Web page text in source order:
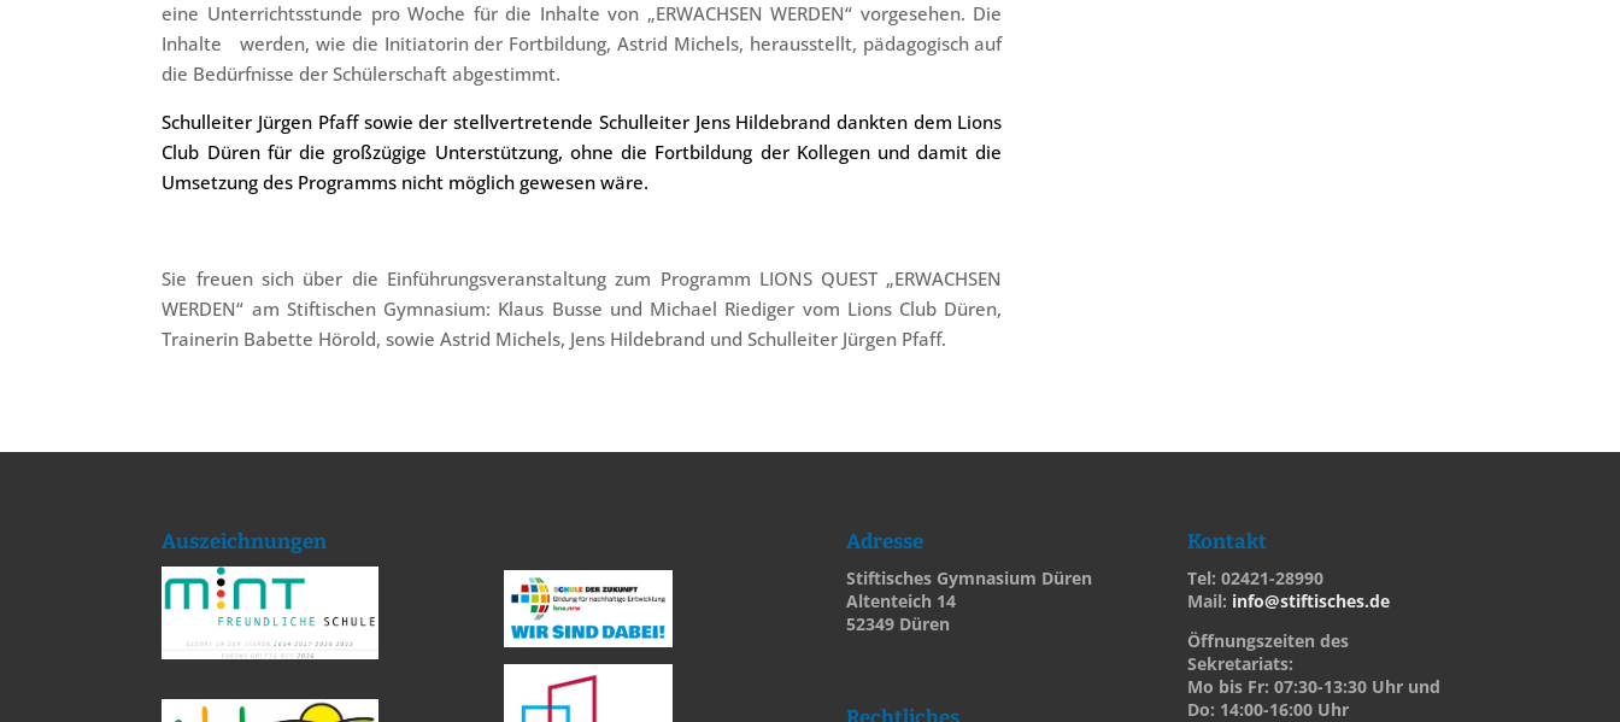
eine Unterrichtsstunde pro Woche für die Inhalte von „ERWACHSEN WERDEN“ vorgesehen. Die
Inhalte
werden, wie die Initiatorin der Fortbildung, Astrid Michels, herausstellt, pädagogisch auf
die Bedürfnisse der Schülerschaft abgestimmt.
Schulleiter Jürgen Pfaff sowie der stellvertretende Schulleiter Jens Hildebrand dankten dem Lions
Club Düren für die großzügige Unterstützung, ohne die Fortbildung der Kollegen und damit die
Umsetzung des Programms nicht möglich gewesen wäre.
Sie freuen sich über die Einführungsveranstaltung zum Programm LIONS QUEST „ERWACHSEN
WERDEN“ am Stiftischen Gymnasium: Klaus Busse und Michael Riediger vom Lions Club Düren,
Trainerin Babette Hörold, sowie Astrid Michels, Jens Hildebrand und Schulleiter Jürgen Pfaff.
Auszeichnungen Adresse
Stiftisches Gymnasium Düren
Altenteich 14
52349 Düren
Kontakt
Tel: 02421-28990
Mail: info@stiftisches.de
Öffnungszeiten des
Sekretariats:
Mo bis Fr: 07:30-13:30 Uhr und
Do: 14:00-16:00 Uhr